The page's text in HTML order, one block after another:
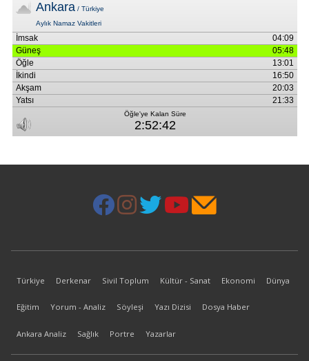
Türkiye Derkenar Sivil Toplum Kültür - Sanat Ekonomi Dünya
Eğitim Yorum - Analiz Söyleşi Yazı Dizisi Dosya Haber
Ankara Analiz Sağlık Portre Yazarlar